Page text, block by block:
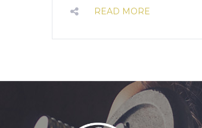
READ MORE